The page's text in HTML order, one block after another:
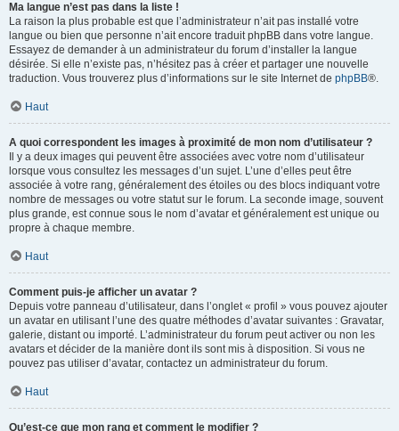
Ma langue n’est pas dans la liste !
La raison la plus probable est que l’administrateur n’ait pas installé votre
langue ou bien que personne n’ait encore traduit phpBB dans votre langue.
Essayez de demander à un administrateur du forum d’installer la langue
désirée. Si elle n’existe pas, n’hésitez pas à créer et partager une nouvelle
traduction. Vous trouverez plus d’informations sur le site Internet de phpBB®.
Haut
A quoi correspondent les images à proximité de mon nom d’utilisateur ?
Il y a deux images qui peuvent être associées avec votre nom d’utilisateur
lorsque vous consultez les messages d’un sujet. L’une d’elles peut être
associée à votre rang, généralement des étoiles ou des blocs indiquant votre
nombre de messages ou votre statut sur le forum. La seconde image, souvent
plus grande, est connue sous le nom d’avatar et généralement est unique ou
propre à chaque membre.
Haut
Comment puis-je afficher un avatar ?
Depuis votre panneau d’utilisateur, dans l’onglet « profil » vous pouvez ajouter
un avatar en utilisant l’une des quatre méthodes d’avatar suivantes : Gravatar,
galerie, distant ou importé. L’administrateur du forum peut activer ou non les
avatars et décider de la manière dont ils sont mis à disposition. Si vous ne
pouvez pas utiliser d’avatar, contactez un administrateur du forum.
Haut
Qu’est-ce que mon rang et comment le modifier ?